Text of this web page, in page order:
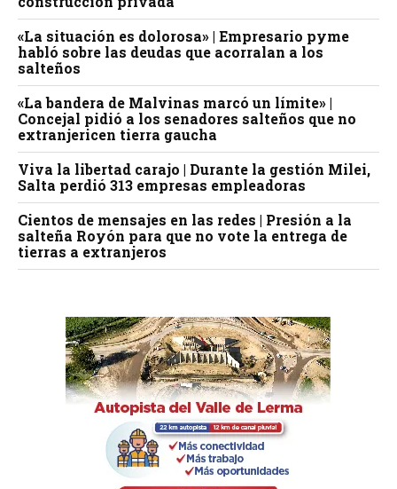
«La situación es dolorosa» | Empresario pyme
habló sobre las deudas que acorralan a los
salteños
«La bandera de Malvinas marcó un límite» |
Concejal pidió a los senadores salteños que no
extranjericen tierra gaucha
Viva la libertad carajo | Durante la gestión Milei,
Salta perdió 313 empresas empleadoras
Cientos de mensajes en las redes | Presión a la
salteña Royón para que no vote la entrega de
tierras a extranjeros